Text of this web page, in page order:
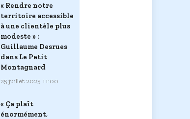
« Rendre notre
territoire accessible
à une clientèle plus
modeste » :
Guillaume Desrues
dans Le Petit
Montagnard
25 juillet 2025 11:00
« Ça plaît
énormément,